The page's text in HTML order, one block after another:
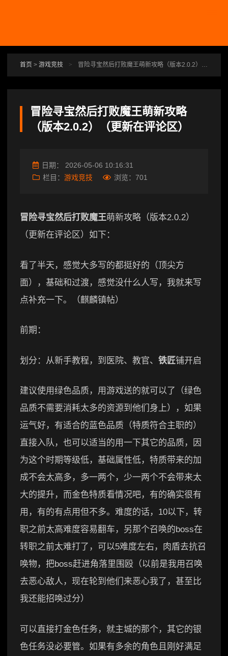
首页 > 游戏竞技 > 冒险寻宝然后打败魔王萌新攻略（版本2.0.2）（更新在评论区）
冒险寻宝然后打败魔王萌新攻略
（版本2.0.2）（更新在评论区）
日期： 2026-05-06 10:16:31
栏目： 游戏竞技 浏览： 701
冒险寻宝然后打败魔王萌新攻略（版本2.0.2）
（更新在评论区）如下：
看了半天，感觉大多写的都挺好的（顶尖方
面），基础和过渡，感觉没什么人写，我就来写
点补充一下。（麒麟镇帖）
前期：
划分：从新手教程，到医院、教官、 铁匠铺开启
建议使用绿色品质，用游戏送的就可以了（绿色
品质不需要消耗太多的资源到他们身上），如果
运气好，有适合的蓝色品质（特质符合主职的）
直接入队，也可以适当的用一下其它的品质，因
为这个时期等级低，基础属性低，特质带来的加
成不会太高多，多一两个，少一两个不会带来太
大的提升，而金色特质看情况吧，有的确实很有
用，有的有点用但不多。难度的话，10以下，转
职之前太高难度容易翻车，另那个召唤的boss在
转职之前太难打了，可以5难度左右，肉盾去抗召
唤物，把boss赶进角落里围殴（以前是我用召唤
去恶心敌人，现在轮到他们来恶心我了，甚至比
我还能招唤过分）
可以直接打金色任务，就主城的那个，其它的银
色任务没必要管。如果有多余的角色且刚好满足